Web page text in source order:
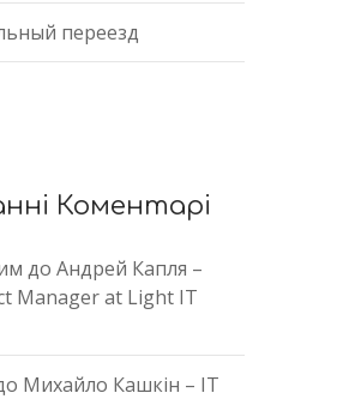
переезд
Коментарі
до Андрей Капля –
Manager at Light IT
Михайло Кашкін – IT